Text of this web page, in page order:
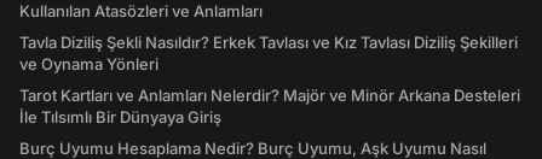
Kullanılan Atasözleri ve Anlamları
Tavla Diziliş Şekli Nasıldır? Erkek Tavlası ve Kız Tavlası Diziliş Şekilleri
ve Oynama Yönleri
Tarot Kartları ve Anlamları Nelerdir? Majör ve Minör Arkana Desteleri
İle Tılsımlı Bir Dünyaya Giriş
Burç Uyumu Hesaplama Nedir? Burç Uyumu, Aşk Uyumu Nasıl